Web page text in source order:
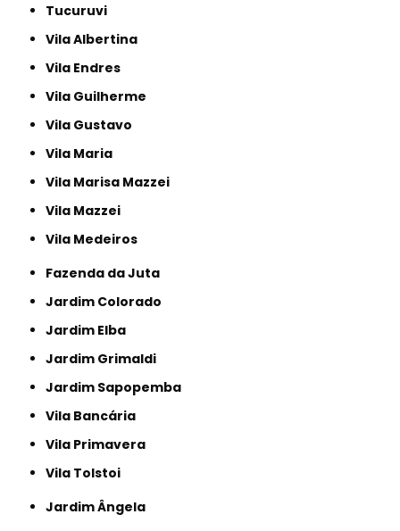
Tucuruvi
Vila Albertina
Vila Endres
Vila Guilherme
Vila Gustavo
Vila Maria
Vila Marisa Mazzei
Vila Mazzei
Vila Medeiros
Fazenda da Juta
Jardim Colorado
Jardim Elba
Jardim Grimaldi
Jardim Sapopemba
Vila Bancária
Vila Primavera
Vila Tolstoi
Jardim Ângela